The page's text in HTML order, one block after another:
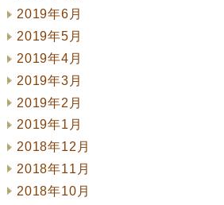
2019年6月
2019年5月
2019年4月
2019年3月
2019年2月
2019年1月
2018年12月
2018年11月
2018年10月